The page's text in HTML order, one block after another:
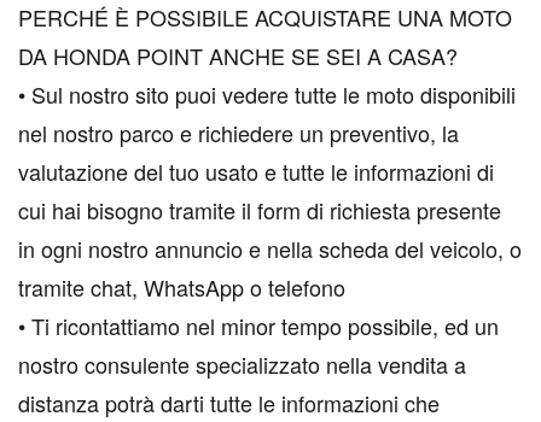
PERCHÉ È POSSIBILE ACQUISTARE UNA MOTO
DA HONDA POINT ANCHE SE SEI A CASA?
• Sul nostro sito puoi vedere tutte le moto disponibili
nel nostro parco e richiedere un preventivo, la
valutazione del tuo usato e tutte le informazioni di
cui hai bisogno tramite il form di richiesta presente
in ogni nostro annuncio e nella scheda del veicolo, o
tramite chat, WhatsApp o telefono
• Ti ricontattiamo nel minor tempo possibile, ed un
nostro consulente specializzato nella vendita a
distanza potrà darti tutte le informazioni che